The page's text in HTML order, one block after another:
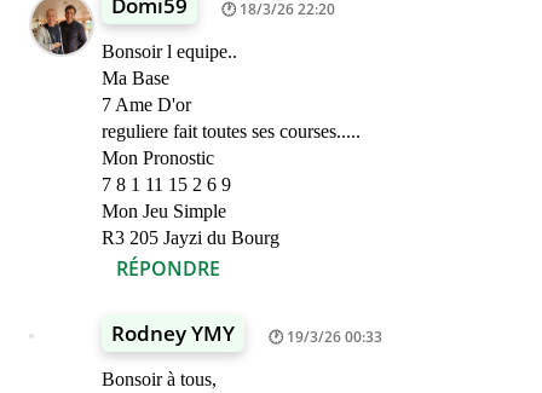
18/3/26 22:20
Bonsoir l equipe..
Ma Base
7 Ame D'or
reguliere fait toutes ses courses.....
Mon Pronostic
7 8 1 11 15 2 6 9
Mon Jeu Simple
R3 205 Jayzi du Bourg
RÉPONDRE
Rodney YMY 19/3/26 00:33
Bonsoir à tous,